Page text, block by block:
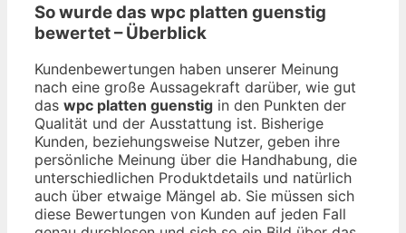
So wurde das wpc platten guenstig
bewertet – Überblick
Kundenbewertungen haben unserer Meinung
nach eine große Aussagekraft darüber, wie gut
das wpc platten guenstig in den Punkten der
Qualität und der Ausstattung ist. Bisherige
Kunden, beziehungsweise Nutzer, geben ihre
persönliche Meinung über die Handhabung, die
unterschiedlichen Produktdetails und natürlich
auch über etwaige Mängel ab. Sie müssen sich
diese Bewertungen von Kunden auf jeden Fall